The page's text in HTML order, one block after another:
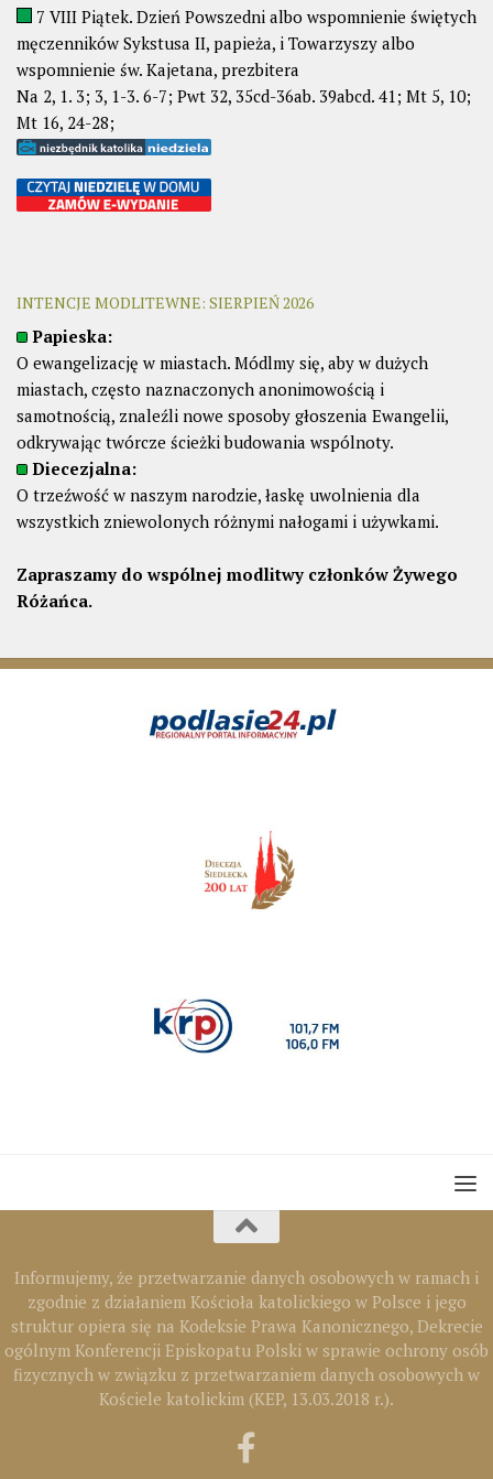
7 VIII Piątek. Dzień Powszedni albo wspomnienie świętych
męczenników Sykstusa II, papieża, i Towarzyszy albo
wspomnienie św. Kajetana, prezbitera
Na 2, 1. 3; 3, 1-3. 6-7; Pwt 32, 35cd-36ab. 39abcd. 41; Mt 5, 10;
Mt 16, 24-28;
INTENCJE MODLITEWNE: SIERPIEŃ 2026
Papieska:
O ewangelizację w miastach. Módlmy się, aby w dużych
miastach, często naznaczonych anonimowością i
samotnością, znaleźli nowe sposoby głoszenia Ewangelii,
odkrywając twórcze ścieżki budowania wspólnoty.
Diecezjalna:
O trzeźwość w naszym narodzie, łaskę uwolnienia dla
wszystkich zniewolonych różnymi nałogami i używkami.
Zapraszamy do wspólnej modlitwy członków Żywego
Różańca.
Informujemy, że przetwarzanie danych osobowych w ramach i
zgodnie z działaniem Kościoła katolickiego w Polsce i jego
struktur opiera się na Kodeksie Prawa Kanonicznego, Dekrecie
ogólnym Konferencji Episkopatu Polski w sprawie ochrony osób
fizycznych w związku z przetwarzaniem danych osobowych w
Kościele katolickim (KEP, 13.03.2018 r.).